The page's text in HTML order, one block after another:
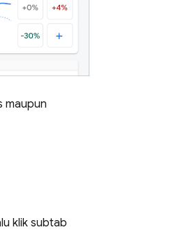
maupun
klik subtab